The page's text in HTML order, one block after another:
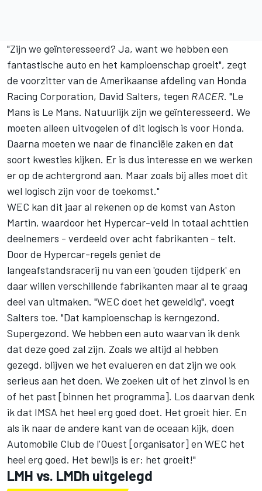
"Zijn we geïnteresseerd? Ja, want we hebben een
fantastische auto en het kampioenschap groeit", zegt
de voorzitter van de Amerikaanse afdeling van Honda
Racing Corporation, David Salters, tegen RACER. "Le
Mans is Le Mans. Natuurlijk zijn we geïnteresseerd. We
moeten alleen uitvogelen of dit logisch is voor Honda.
Daarna moeten we naar de financiële zaken en dat
soort kwesties kijken. Er is dus interesse en we werken
er op de achtergrond aan. Maar zoals bij alles moet dit
wel logisch zijn voor de toekomst."
WEC kan dit jaar al rekenen op de komst van Aston
Martin, waardoor het Hypercar-veld in totaal achttien
deelnemers - verdeeld over acht fabrikanten - telt.
Door de Hypercar-regels geniet de
langeafstandsracerij nu van een 'gouden tijdperk' en
daar willen verschillende fabrikanten maar al te graag
deel van uitmaken. "WEC doet het geweldig", voegt
Salters toe. "Dat kampioenschap is kerngezond.
Supergezond. We hebben een auto waarvan ik denk
dat deze goed zal zijn. Zoals we altijd al hebben
gezegd, blijven we het evalueren en dat zijn we ook
serieus aan het doen. We zoeken uit of het zinvol is en
of het past [binnen het programma]. Los daarvan denk
ik dat IMSA het heel erg goed doet. Het groeit hier. En
als ik naar de andere kant van de oceaan kijk, doen
Automobile Club de l'Ouest [organisator] en WEC het
heel erg goed. Het bewijs is er: het groeit!"
LMH vs. LMDh uitgelegd